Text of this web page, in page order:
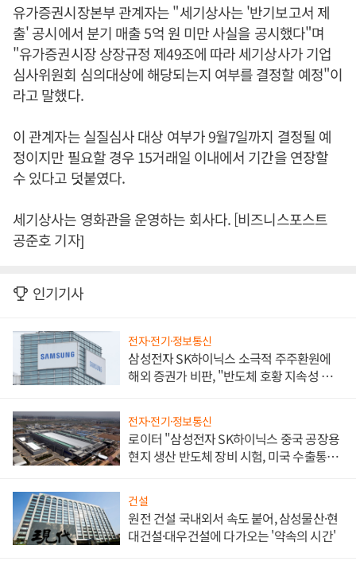
유가증권시장본부 관계자는 "세기상사는 '반기보고서 제
출' 공시에서 분기 매출 5억 원 미만 사실을 공시했다"며
"유가증권시장 상장규정 제49조에 따라 세기상사가 기업
심사위원회 심의대상에 해당되는지 여부를 결정할 예정"이
라고 말했다.
이 관계자는 실질심사 대상 여부가 9월7일까지 결정될 예
정이지만 필요할 경우 15거래일 이내에서 기간을 연장할
수 있다고 덧붙였다.
세기상사는 영화관을 운영하는 회사다. [비즈니스포스트
공준호 기자]
인기기사
전자·전기·정보통신
삼성전자 SK하이닉스 소극적 주주환원에
해외 증권가 비판, "반도체 호황 지속성 의
전자·전기·정보통신
로이터 "삼성전자 SK하이닉스 중국 공장용
현지 생산 반도체 장비 시험, 미국 수출통제
건설
원전 건설 국내외서 속도 붙어, 삼성물산·현
대건설·대우건설에 다가오는 '약속의 시간'